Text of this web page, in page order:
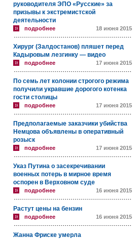
руководителя ЭПО «Русские» за
призывы к экстремистской
деятельности
подробнее 18 июня 2015
Хирург (Залдостанов) пляшет перед
Кадыровым лезгинку — видео
подробнее 17 июня 2015
По семь лет колонии строгого режима
получили укравшие дорогого котенка
гости столицы
подробнее 17 июня 2015
Предполагаемые заказчики убийства
Немцова объявлены в оперативный
розыск
подробнее 17 июня 2015
Указ Путина о засекречивании
военных потерь в мирное время
оспорен в Верховном суде
подробнее 16 июня 2015
Растут цены на бензин
подробнее 16 июня 2015
Жанна Фриске умерла